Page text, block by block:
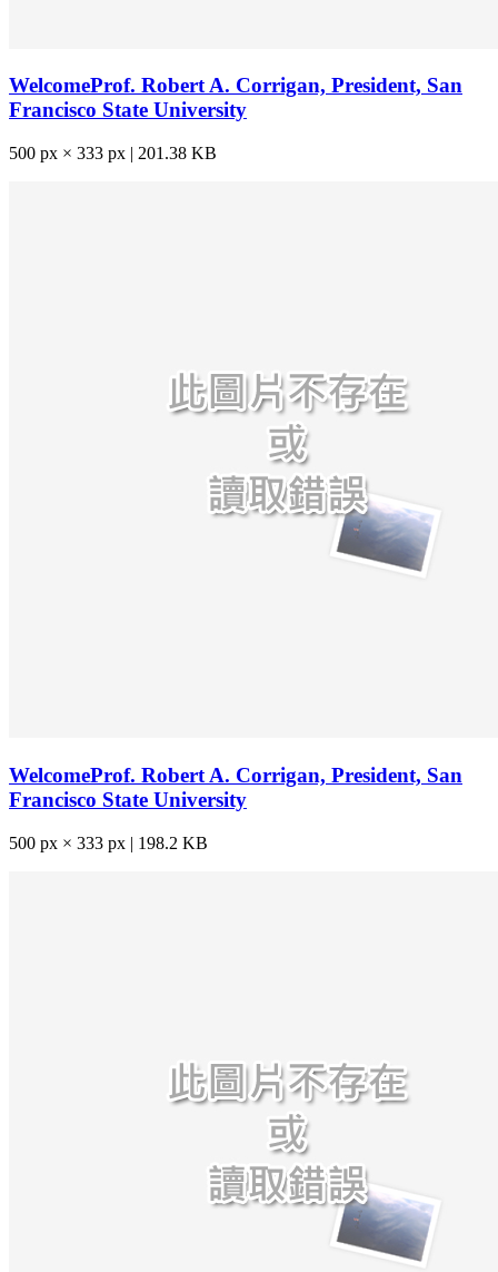
WelcomeProf. Robert A. Corrigan, President, San
Francisco State University
500 px × 333 px | 201.38 KB
WelcomeProf. Robert A. Corrigan, President, San
Francisco State University
500 px × 333 px | 198.2 KB